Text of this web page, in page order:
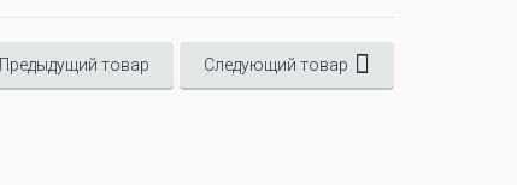
Предыдущий товар Следующий товар